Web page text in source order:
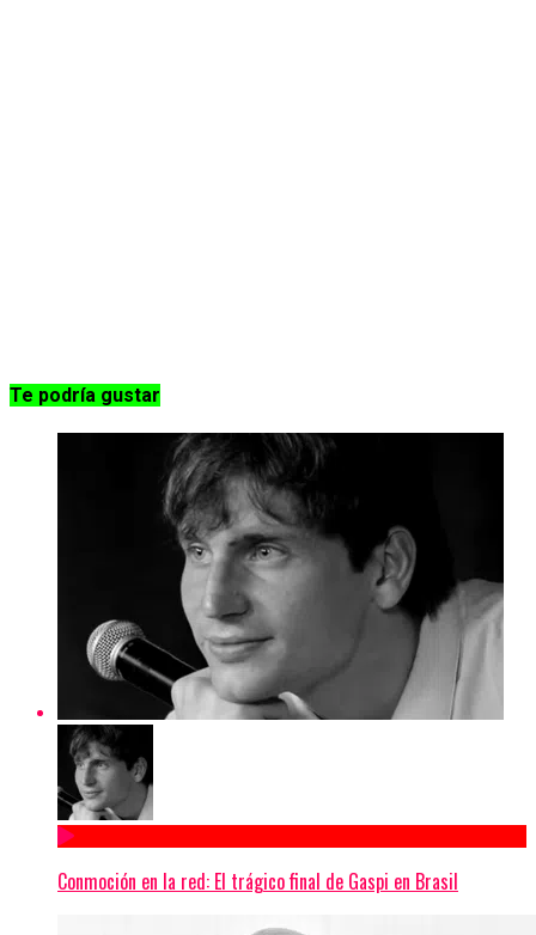
Te podría gustar
Conmoción en la red: El trágico final de Gaspi en Brasil